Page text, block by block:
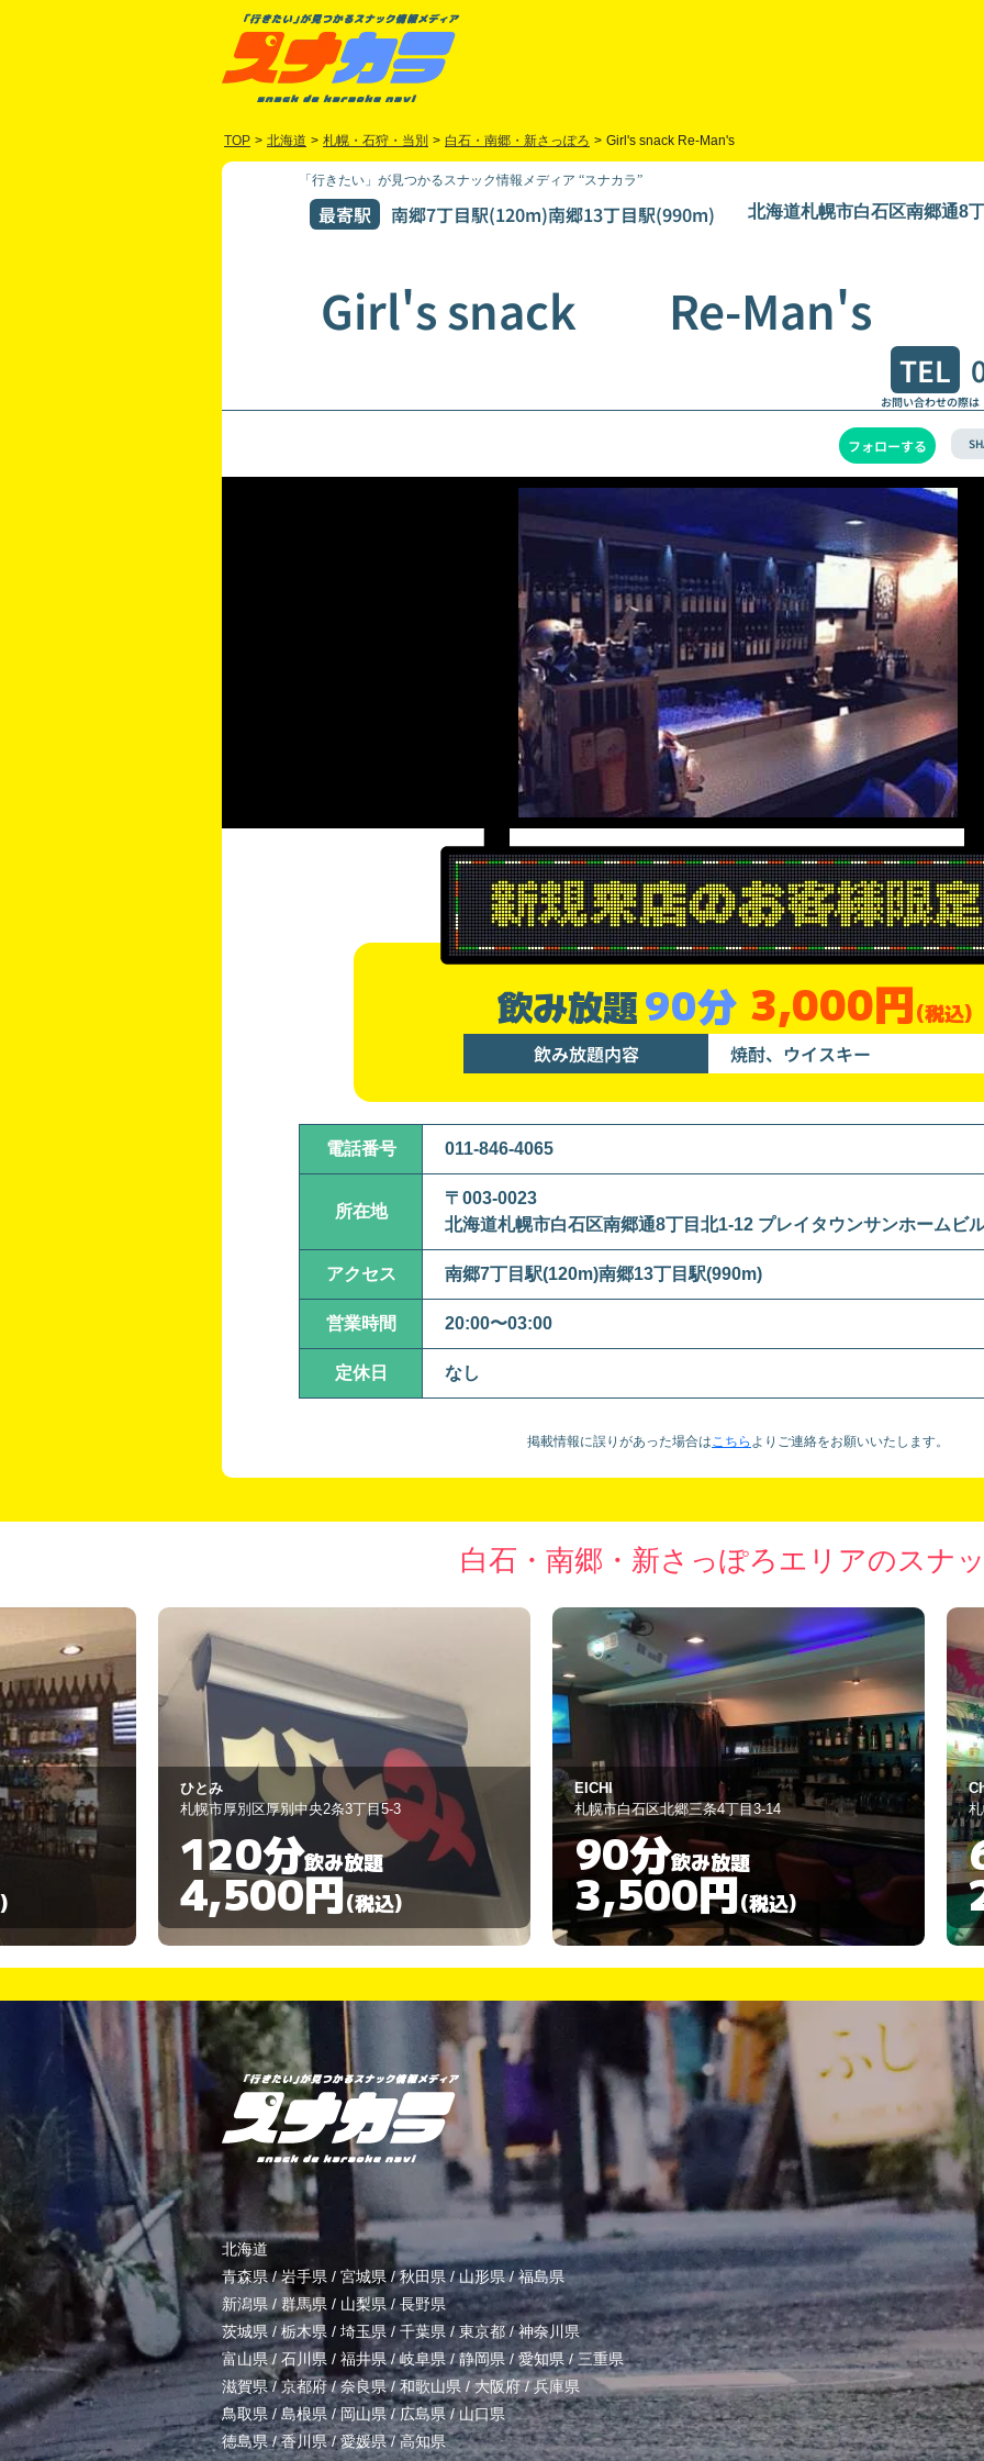
TOP > 北海道 > 札幌・石狩・当別 > 白石・南郷・新さっぽろ > Girl's snack Re-Man's
「行きたい」が見つかるスナック情報メディア “スナカラ”
最寄駅 南郷7丁目駅(120m)南郷13丁目駅(990m) 北海道札幌市白石区南郷通8
Girl's snack Re-Man's
TEL
お問い合わせの際
フォローする
飲み放題90分 3,000円(税込)
飲み放題内容 焼酎、ウイスキー
電話番号 011-846-4065
所在地
〒003-0023
北海道札幌市白石区南郷通8丁目北1-12 プレイタウンサンホームビ
アクセス 南郷7丁目駅(120m)南郷13丁目駅(990m)
営業時間 20:00〜03:00
定休日 なし
掲載情報に誤りがあった場合はこちら より ご連絡をお願いいたします。
白石・南郷・新さっぽろエリアのスナ
EICHI
札幌市白石区北郷三条4丁目3-14
90分飲み放題
3,500円(税込)
Chito
札幌市厚別区厚別南2丁目5-1
60分飲み放題
2,500円(税込)
北海道
青森県/岩手県 / 宮城県 /秋田県 /山形県/福島県
新潟県 / 群馬県 / 山梨県/長野県
茨城県 / 栃木県 / 埼玉県/ 千葉県 /東京都/神奈川県
富山県/ 石川県 / 福井県/岐阜県/静岡県/ 愛知県 / 三重県
滋賀県/京都府/奈良県/和歌山県 /大阪府/兵庫県
鳥取県/島根県/岡山県/広島県/山口県
徳島県/香川県/愛媛県/高知県